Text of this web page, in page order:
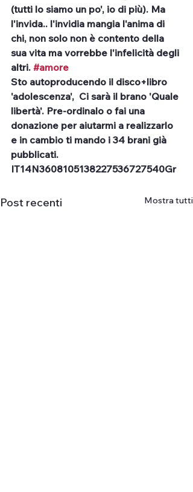
(tutti lo siamo un po', io di più). Ma
l'invida.. l'invidia mangia l'anima di
chi, non solo non è contento della
sua vita ma vorrebbe l'infelicità degli
altri. #amore
Sto autoproducendo il disco+libro
'adolescenza',  Ci sarà il brano 'Quale
libertà'. Pre-ordinalo o fai una
donazione per aiutarmi a realizzarlo
e in cambio ti mando i 34 brani già
pubblicati.
IT14N3608105138227536727540Gr
Post recenti Mostra tutti